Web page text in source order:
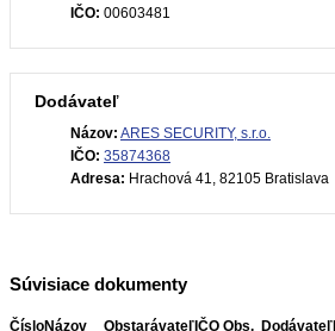
IČO: 00603481
Dodávateľ
Názov: ARES SECURITY, s.r.o.
IČO: 35874368
Adresa: Hrachová 41, 82105 Bratislava
Súvisiace dokumenty
ČísloNázov Obstarávateľ IČO Obs. Dodávateľ